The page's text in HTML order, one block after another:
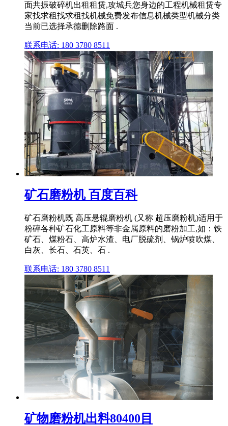
面共振破碎机出租租赁,攻城兵您身边的工程机械租赁专
家找求租找求租找机械免费发布信息机械类型机械分类
当前已选择承德删除路面 .
联系电话: 180 3780 8511
矿石磨粉机 百度百科
矿石磨粉机既 高压悬辊磨粉机 (又称 超压磨粉机)适用于
粉碎各种矿石化工原料等非金属原料的磨粉加工,如：铁
矿石、煤粉石、高炉水渣、电厂脱硫剂、锅炉喷吹煤、
白灰、长石、石英、石 .
联系电话: 180 3780 8511
矿物磨粉机出料80400目